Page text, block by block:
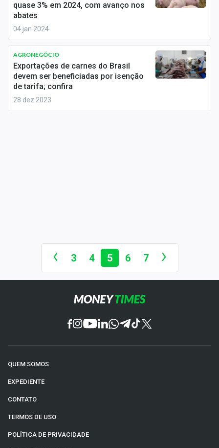
quase 3% em 2024, com avanço nos
abates
04 jan 2024
AGRONEGÓCIO
Exportações de carnes do Brasil
devem ser beneficiadas por isenção
de tarifa; confira
28 dez 2023
3 4 5 6 7
QUEM SOMOS
EXPEDIENTE
CONTATO
TERMOS DE USO
POLÍTICA DE PRIVACIDADE